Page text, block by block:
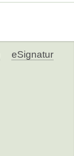
eSignatur